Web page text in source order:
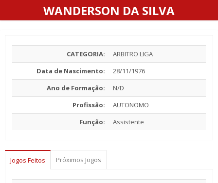
WANDERSON DA SILVA
CATEGORIA:
ARBITRO LIGA
Data de Nascimento:
28/11/1976
Ano de Formação:
N/D
Profissão:
AUTONOMO
Função:
Assistente
Jogos Feitos Próximos Jogos